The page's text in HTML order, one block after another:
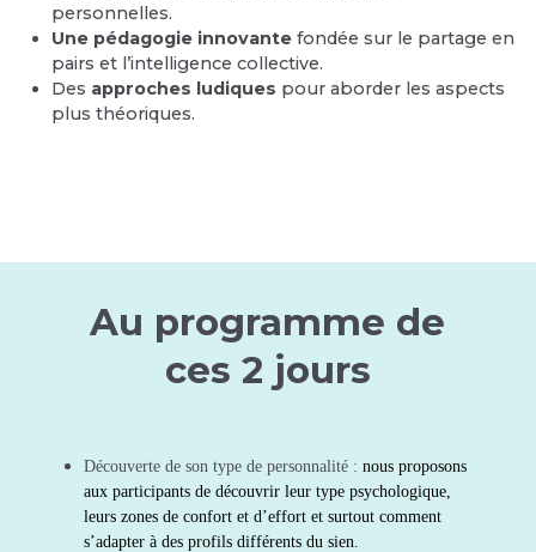
personnelles.
Une pédagogie innovante fondée sur le partage en
pairs et l’intelligence collective.
Des approches ludiques pour aborder les aspects
plus théoriques.
Au programme de
ces 2 jours
Découverte de son type de personnalité : nous proposons
aux participants de découvrir leur type psychologique,
leurs zones de confort et d’effort et surtout comment
s’adapter à des profils différents du sien.